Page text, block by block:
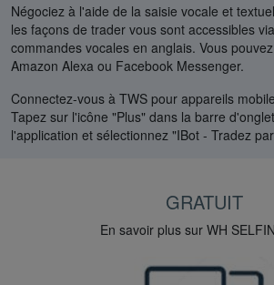
Négociez à l'aide de la saisie vocale et
les façons de trader vous sont accessibles
commandes vocales en anglais. Vous
Amazon Alexa ou Facebook Messenger.
Connectez-vous à TWS pour appareils
Tapez sur l'icône "Plus" dans la barre
l'application et sélectionnez "IBot - Tradez
GRATUIT
En savoir plus sur WH